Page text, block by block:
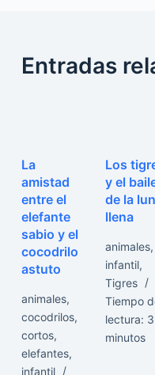
Entradas
La
amistad
entre el
elefante
sabio y el
cocodrilo
astuto
animales,
cocodrilos,
cortos,
elefantes,
infantil
Los
y el
de la
llena
animales,
infantil,
Tigres
Tiempo
lectura: 3
minutos